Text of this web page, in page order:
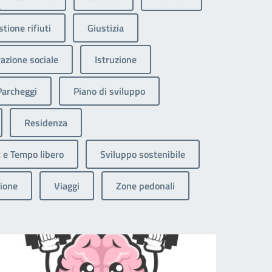
rifiuti Giustizia
sociale Istruzione
Piano di sviluppo
Residenza
Tempo libero Sviluppo sostenibile
Viaggi Zone pedonali